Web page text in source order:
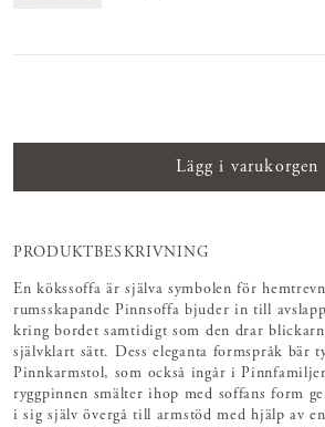
Lägg i varukorgen
PRODUKTBESKRIVNING
En kökssoffa är själva symbolen för
rumsskapande Pinnsoffa bjuder in till
kring bordet samtidigt som den drar
självklart sätt. Dess eleganta formspråk bär
Pinnkarmstol, som också ingår i
ryggpinnen smälter ihop med soffans form
i sig själv övergå till armstöd med hjälp av